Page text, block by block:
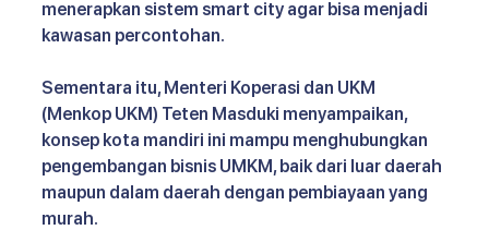
menerapkan sistem smart city agar bisa menjadi
kawasan percontohan.
Sementara itu, Menteri Koperasi dan UKM
(Menkop UKM) Teten Masduki menyampaikan,
konsep kota mandiri ini mampu menghubungkan
pengembangan bisnis UMKM, baik dari luar daerah
maupun dalam daerah dengan pembiayaan yang
murah.